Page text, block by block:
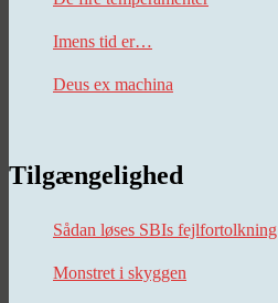
Imens tid er…
Deus ex machina
Tilgængelighed
Sådan løses SBIs fejlfortolkning
Monstret i skyggen